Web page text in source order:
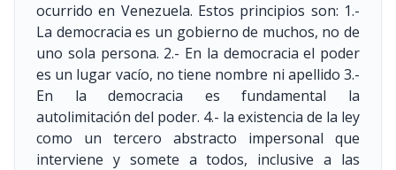
ocurrido en Venezuela. Estos principios son: 1.-
La democracia es un gobierno de muchos, no de
uno sola persona. 2.- En la democracia el poder
es un lugar vacío, no tiene nombre ni apellido 3.-
En la democracia es fundamental la
autolimitación del poder. 4.- la existencia de la ley
como un tercero abstracto impersonal que
interviene y somete a todos, inclusive a las